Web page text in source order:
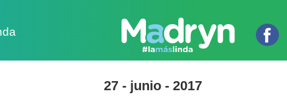
27 - junio - 2017